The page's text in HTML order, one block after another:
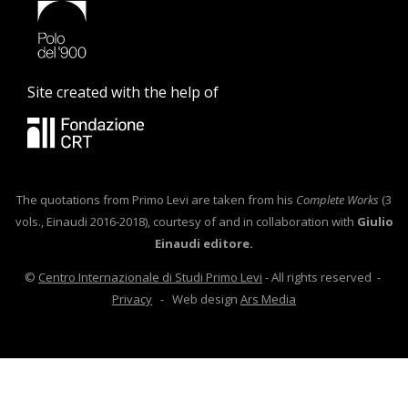
Site created with the help of
The quotations from Primo Levi are taken from his Complete Works (3
vols., Einaudi 2016-2018), courtesy of and in collaboration with Giulio
Einaudi editore.
© Centro Internazionale di Studi Primo Levi - All rights reserved -
Privacy - Web design Ars Media